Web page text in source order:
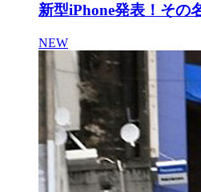
新型iPhone発表！その
NEW